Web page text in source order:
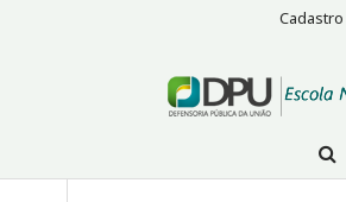
Cadastro